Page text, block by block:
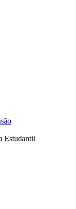
Estudantil